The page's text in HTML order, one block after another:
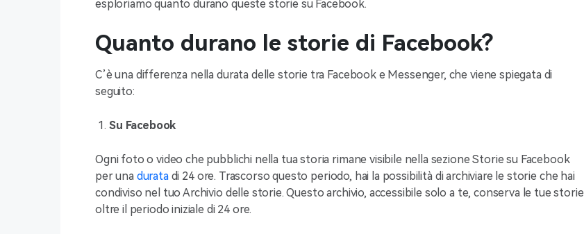
esploriamo quanto durano queste storie su Facebook.
Quanto durano le storie di Facebook?
C’è una differenza nella durata delle storie tra Facebook e Messenger, che viene spiegata di
seguito:
Su Facebook
Ogni foto o video che pubblichi nella tua storia rimane visibile nella sezione Storie su Facebook
per una duratadi 24 ore. Trascorso questo periodo, hai la possibilità di archiviare le storie che hai
condiviso nel tuo Archivio delle storie. Questo archivio, accessibile solo a te, conserva le tue storie
oltre il periodo iniziale di 24 ore.